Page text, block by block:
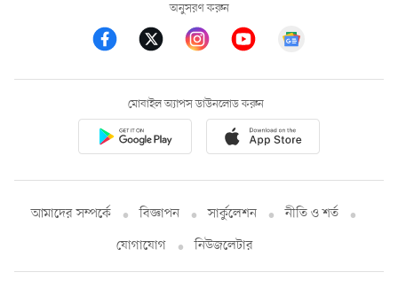
অনুসরণ করুন
মোবাইল অ্যাপস ডাউনলোড করুন
আমাদের সম্পর্কে বিজ্ঞাপন সার্কুলেশন
নীতি ও শর্ত
যোগাযোগ
নিউজলেটার